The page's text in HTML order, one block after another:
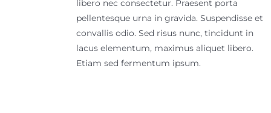
libero nec consectetur. Praesent porta
pellentesque urna in gravida. Suspendisse et
convallis odio. Sed risus nunc, tincidunt in
lacus elementum, maximus aliquet libero.
Etiam sed fermentum ipsum.